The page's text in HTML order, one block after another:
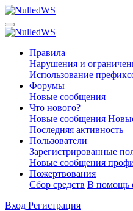
Правила
Нарушения и
Использование
Форумы
Новые сообщения
Что нового?
Новые сообщения
Последняя активность
Пользователи
Зарегистрированные
Новые сообщения
Пожертвования
Сбор средств В помощь
Вход Регистрация